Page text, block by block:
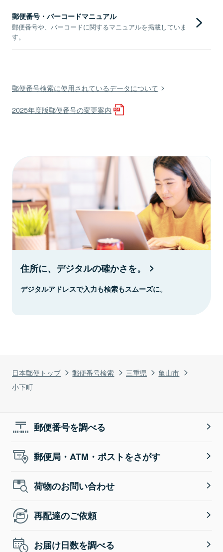
日本郵便トップ 郵便番号検索 三重県
亀山市
小下町
郵便番号・バーコードマニュアル
郵便番号や、バーコードに関するマニュアルを掲載していま
す。
郵便番号検索に使用されているデータについて
2025年度版郵便番号の変更案内
住所に、デジタルの確かさを。
デジタルアドレスで入力も検索もスムーズに。
郵便番号を調べる
郵便局・ATM・ポストをさがす
荷物のお問い合わせ
再配達のご依頼
お届け日数を調べる